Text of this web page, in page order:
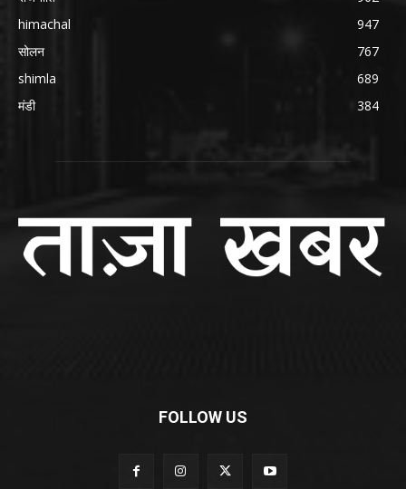
himachal
947
सोलन
767
shimla
689
मंडी
384
FOLLOW US